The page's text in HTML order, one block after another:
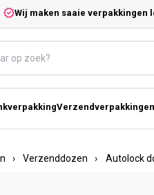
Wij maken saaie verpakkingen
Verzendverpakkingen
› Verzenddozen › Autolock